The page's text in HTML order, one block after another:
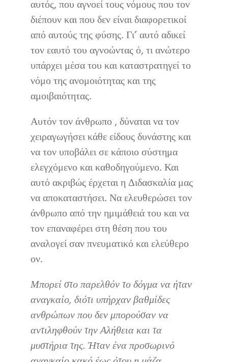
αυτός, που αγνοεί τους νόμους που τον
διέπουν και που δεν είναι διαφορετικοί
από αυτούς της φύσης. Γι’ αυτό αδικεί
τον εαυτό του αγνοώντας ό, τι ανώτερο
υπάρχει μέσα του και καταστρατηγεί το
νόμο της ανομοιότητας και της
αμοιβαιότητας.
Αυτόν τον άνθρωπο , δύναται να τον
χειραγωγήσει κάθε είδους δυνάστης και
να τον υποβάλει σε κάποιο σύστημα
ελεγχόμενο και καθοδηγούμενο. Και
αυτό ακριβώς έρχεται η Διδασκαλία μας
να αποκαταστήσει. Να ελευθερώσει τον
άνθρωπο από την ημιμάθειά του και να
τον επαναφέρει στη θέση που του
αναλογεί σαν πνευματικό και ελεύθερο
ον.
Μπορεί στο παρελθόν το δόγμα να ήταν
αναγκαίο, διότι υπήρχαν βαθμίδες
ανθρώπων που δεν μπορούσαν να
αντιληφθούν την Αλήθεια και τα
μυστήρια της. Ήταν ένα προσωρινό